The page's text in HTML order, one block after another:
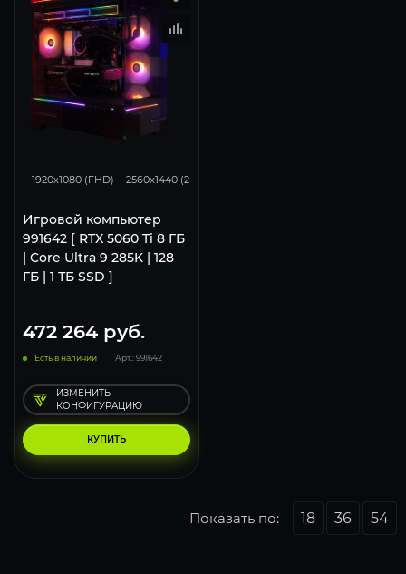
1920x1080 (FHD) 2560x1440 (2K)
Игровой компьютер
991642 [ RTX 5060 Ti 8 ГБ
| Core Ultra 9 285K | 128
ГБ | 1 ТБ SSD ]
472 264 руб.
Есть в наличии Арт.: 991642
КУПИТЬ
ИЗМЕНИТЬ
КОНФИГУРАЦИЮ
Показать по: 18 36 54